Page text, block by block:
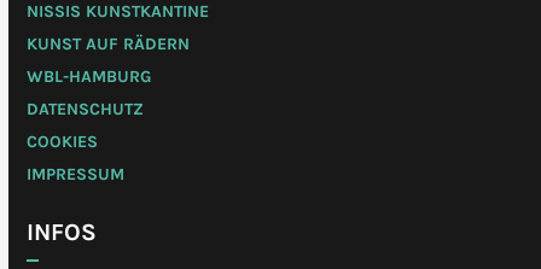
NISSIS KUNSTKANTINE
KUNST AUF RÄDERN
WBL-HAMBURG
DATENSCHUTZ
COOKIES
IMPRESSUM
INFOS